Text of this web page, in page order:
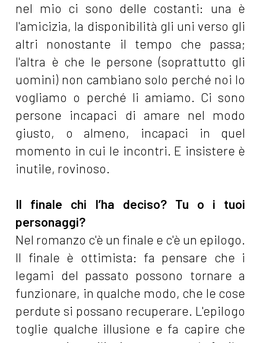
nel mio ci sono delle costanti: una è
l'amicizia, la disponibilità gli uni verso gli
altri nonostante il tempo che passa;
l'altra è che le persone (soprattutto gli
uomini) non cambiano solo perché noi lo
vogliamo o perché li amiamo. Ci sono
persone incapaci di amare nel modo
giusto, o almeno, incapaci in quel
momento in cui le incontri. E insistere è
inutile, rovinoso.
Il finale chi l’ha deciso? Tu o i tuoi
personaggi?
Nel romanzo c'è un finale e c'è un epilogo.
Il finale è ottimista: fa pensare che i
legami del passato possono tornare a
funzionare, in qualche modo, che le cose
perdute si possano recuperare. L'epilogo
toglie qualche illusione e fa capire che